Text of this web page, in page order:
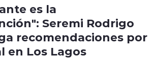
es la
Seremi Rodrigo
recomendaciones por
en Los Lagos